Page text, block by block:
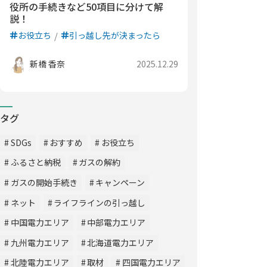
役所の手続きなど50項目に分けて解
説！
お役立ち 引っ越し先が決まったら
新橋 香奈 2025.12.29
タグ
SDGs おすすめ
お役立ち
ふるさと納税
ガスの解約
ガスの開始手続き
キャンペーン
ネット
ライフラインの引っ越し
中国電力エリア
中部電力エリア
九州電力エリア
北海道電力エリア
北陸電力エリア
取材 四国電力エリア